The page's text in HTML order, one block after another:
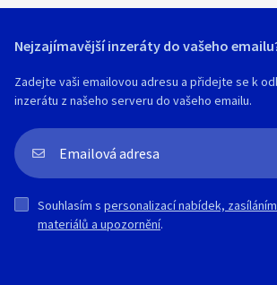
Nejzajímavější inzeráty do vašeho
Zadejte vaši emailovou adresu a přidejte se k
inzerátu z našeho serveru do vašeho emailu.
Souhlasím s personalizací nabídek,
materiálů a upozornění.